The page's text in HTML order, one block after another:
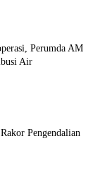
Perumda AM
Air
Pengendalian